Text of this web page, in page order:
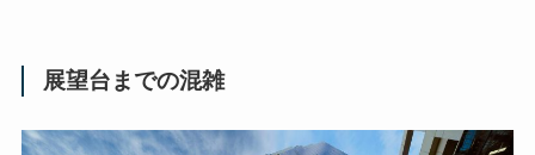
展望台までの混雑